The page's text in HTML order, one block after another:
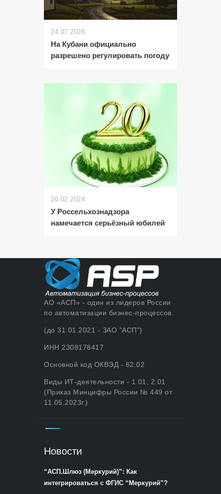
24.07.2026
На Кубани официально
разрешено регулировать погоду
20.02.2024
У Россельхознадзора
намечается серьёзный юбилей
АО «АСП» - один из лидеров России
по автоматизации бизнес-процессов.
(до 31.01.2021 - ЗАО "АСП")
ИНН 2308178417
Основной код ОКВЭД - 62.02
Виды ИТ-деятельности - 1.01, 2.01
(Приказ Минцифры России № 449 от
11.05.2023г.)
Новости
“АСП.Шлюз (Меркурий)”: Как
интегрироваться с ФГИС “Меркурий”?